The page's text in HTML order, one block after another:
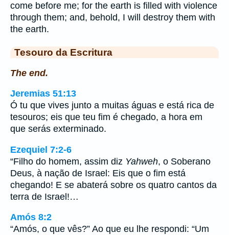
come before me; for the earth is filled with violence
through them; and, behold, I will destroy them with
the earth.
Tesouro da Escritura
The end.
Jeremias 51:13
Ó tu que vives junto a muitas águas e está rica de
tesouros; eis que teu fim é chegado, a hora em
que serás exterminado.
Ezequiel 7:2-6
“Filho do homem, assim diz Yahweh, o Soberano
Deus, à nação de Israel: Eis que o fim está
chegando! E se abaterá sobre os quatro cantos da
terra de Israel!…
Amós 8:2
“Amós, o que vês?” Ao que eu lhe respondi: “Um